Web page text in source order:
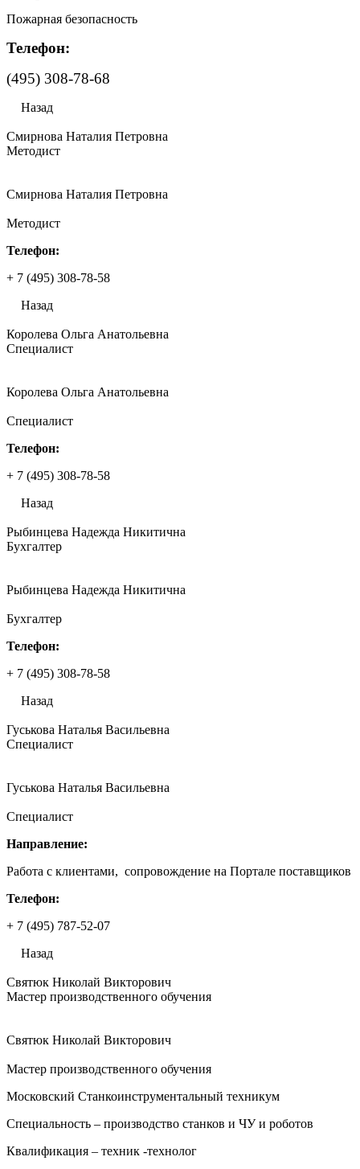
Пожарная безопасность
Телефон:
(495) 308-78-68
Назад
Смирнова Наталия Петровна
Методист
Смирнова Наталия Петровна
Методист
Телефон:
+ 7 (495) 308-78-58
Назад
Королева Ольга Анатольевна
Специалист
Королева Ольга Анатольевна
Специалист
Телефон:
+ 7 (495) 308-78-58
Назад
Рыбинцева Надежда Никитична
Бухгалтер
Рыбинцева Надежда Никитична
Бухгалтер
Телефон:
+ 7 (495) 308-78-58
Назад
Гуськова Наталья Васильевна
Специалист
Гуськова Наталья Васильевна
Специалист
Направление:
Работа с клиентами, сопровождение на Портале поставщиков
Телефон:
+ 7 (495) 787-52-07
Назад
Святюк Николай Викторович
Мастер производственного обучения
Святюк Николай Викторович
Мастер производственного обучения
Московский Станкоинструментальный техникум
Специальность – производство станков и ЧУ и роботов
Квалификация – техник -технолог